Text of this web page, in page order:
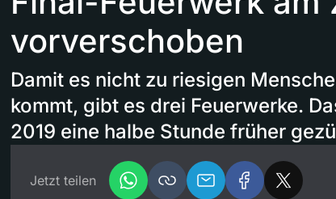
vorverschoben
Damit es nicht zu riesigen
kommt, gibt es drei Feuerwerke.
2019 eine halbe Stunde früher
Jetzt teilen